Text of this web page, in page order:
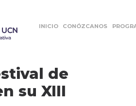
INICIO CONÓZCANOS
de
su XIII